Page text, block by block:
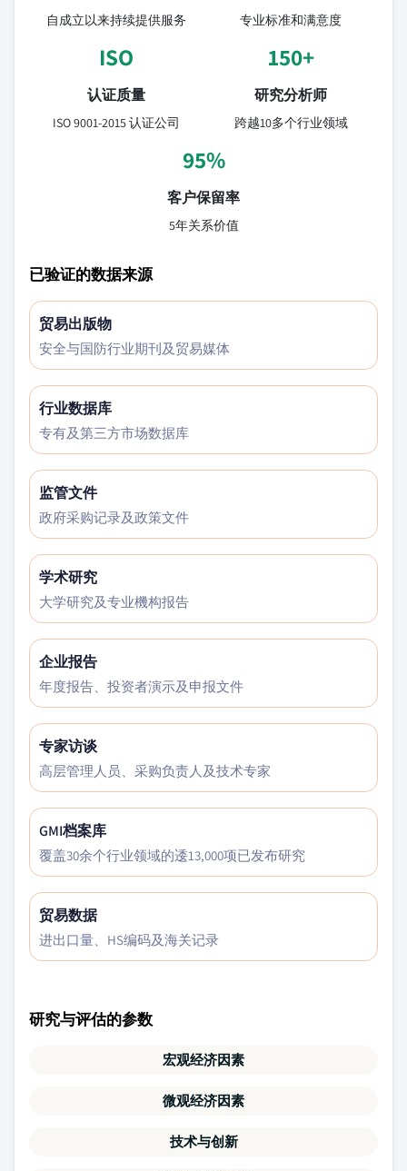
自成立以来持续提供服务 专业标准和满意度
ISO
认证质量
ISO 9001-2015 认证公司
150+
研究分析师
跨越10多个行业领域
95%
客户保留率
5年关系价值
已验证的数据来源
贸易出版物
安全与国防行业期刊及贸易媒体
行业数据库
专有及第三方市场数据库
监管文件
政府采购记录及政策文件
学术研究
大学研究及专业機构报告
企业报告
年度报告、投资者演示及申报文件
专家访谈
高层管理人员、采购负责人及技术专家
GMI档案库
覆盖30余个行业领域的逶13,000项已发布研究
贸易数据
进出口量、HS编码及海关记录
研究与评估的参数
宏观经济因素
微观经济因素
技术与创新